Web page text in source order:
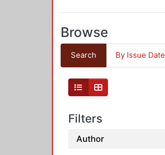
Browse
Search By Issue Date
Filters
Author